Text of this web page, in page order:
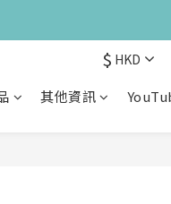
$ HKD
其他資訊